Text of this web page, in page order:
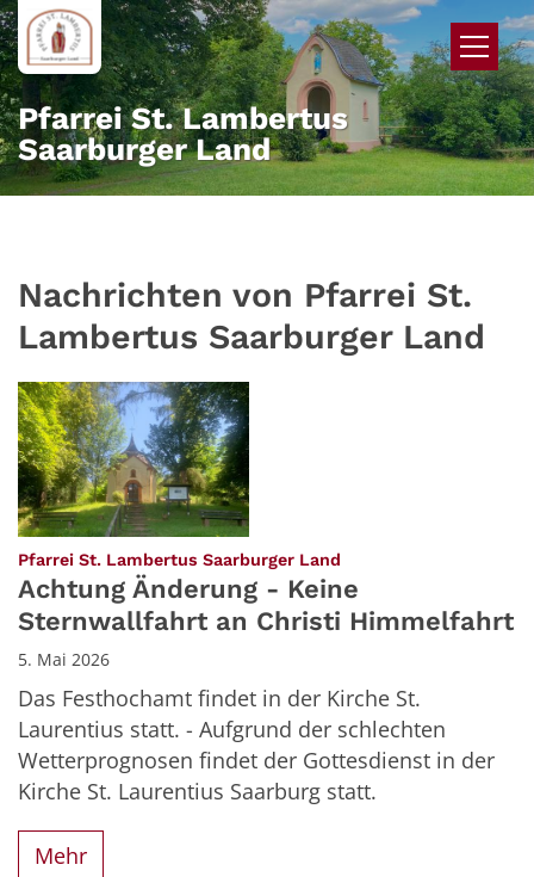
Zum Inhalt springen
Pfarrei St. Lambertus
Saarburger Land
Nachrichten von Pfarrei St.
Lambertus Saarburger Land
Pfarrei St. Lambertus Saarburger Land
Achtung Änderung - Keine
Sternwallfahrt an Christi Himmelfahrt
5. Mai 2026
Das Festhochamt findet in der Kirche St.
Laurentius statt. - Aufgrund der schlechten
Wetterprognosen findet der Gottesdienst in der
Kirche St. Laurentius Saarburg statt.
Mehr